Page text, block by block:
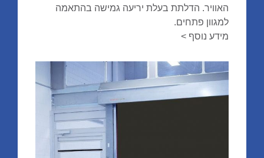
האוויר. הדלתת בעלת יריעה גמישה בהתאמה
למגוון פתחים.
מידע נוסף >